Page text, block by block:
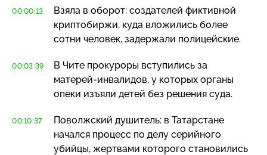
00:00:13
Взяла в оборот: создателей фиктивной
криптобиржи, куда вложились более
сотни человек, задержали полицейские.
00:03:39
В Чите прокуроры вступились за
матерей-инвалидов, у которых органы
опеки изъяли детей без решения суда.
00:10:37
Поволжский душитель: в Татарстане
начался процесс по делу серийного
убийцы, жертвами которого становились